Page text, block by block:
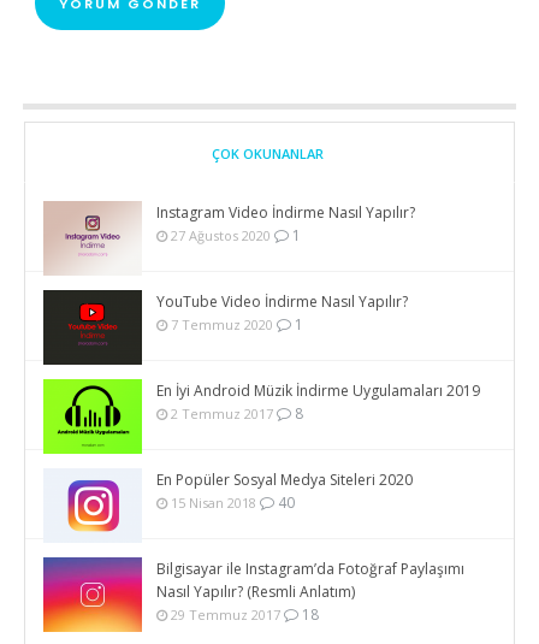
ÇOK OKUNANLAR
Instagram Video İndirme Nasıl Yapılır?
27 Ağustos 2020 1
YouTube Video İndirme Nasıl Yapılır?
7 Temmuz 2020 1
En İyi Android Müzik İndirme Uygulamaları 2019
2 Temmuz 2017 8
En Popüler Sosyal Medya Siteleri 2020
15 Nisan 2018 40
Bilgisayar ile Instagram’da Fotoğraf Paylaşımı
Nasıl Yapılır? (Resmli Anlatım)
29 Temmuz 2017 18